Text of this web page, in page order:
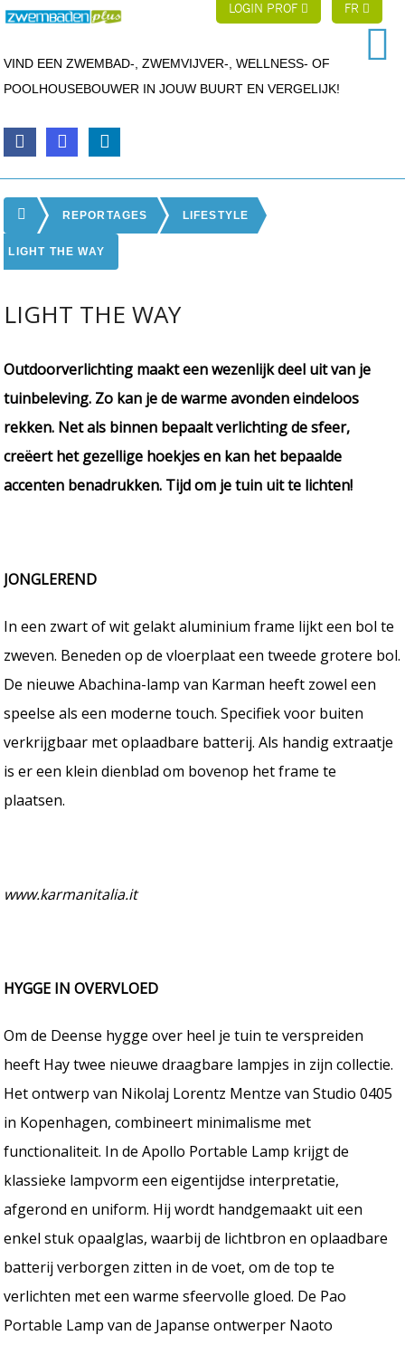
LOGIN PROF FR
VIND EEN ZWEMBAD-, ZWEMVIJVER-, WELLNESS- OF
POOLHOUSEBOUWER IN JOUW BUURT EN VERGELIJK!
REPORTAGES LIFESTYLE
LIGHT THE WAY
LIGHT THE WAY
Outdoorverlichting maakt een wezenlijk deel uit van je
tuinbeleving. Zo kan je de warme avonden eindeloos
rekken. Net als binnen bepaalt verlichting de sfeer,
creëert het gezellige hoekjes en kan het bepaalde
accenten benadrukken. Tijd om je tuin uit te lichten!
JONGLEREND
In een zwart of wit gelakt aluminium frame lijkt een bol te
zweven. Beneden op de vloerplaat een tweede grotere bol.
De nieuwe Abachina-lamp van Karman heeft zowel een
speelse als een moderne touch. Specifiek voor buiten
verkrijgbaar met oplaadbare batterij. Als handig extraatje
is er een klein dienblad om bovenop het frame te
plaatsen.
www.karmanitalia.it
HYGGE IN OVERVLOED
Om de Deense hygge over heel je tuin te verspreiden
heeft Hay twee nieuwe draagbare lampjes in zijn collectie.
Het ontwerp van Nikolaj Lorentz Mentze van Studio 0405
in Kopenhagen, combineert minimalisme met
functionaliteit. In de Apollo Portable Lamp krijgt de
klassieke lampvorm een eigentijdse interpretatie,
afgerond en uniform. Hij wordt handgemaakt uit een
enkel stuk opaalglas, waarbij de lichtbron en oplaadbare
batterij verborgen zitten in de voet, om de top te
verlichten met een warme sfeervolle gloed. De Pao
Portable Lamp van de Japanse ontwerper Naoto